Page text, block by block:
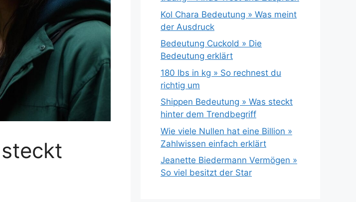
Kol Chara Bedeutung » Was meint
der Ausdruck
Bedeutung Cuckold » Die
Bedeutung erklärt
180 lbs in kg » So rechnest du
richtig um
Shippen Bedeutung » Was steckt
hinter dem Trendbegriff
Wie viele Nullen hat eine Billion »
Zahlwissen einfach erklärt
Jeanette Biedermann Vermögen »
So viel besitzt der Star